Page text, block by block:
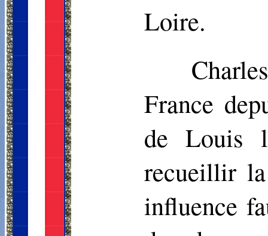
Loire.
France
de Louis
recueillir
influence